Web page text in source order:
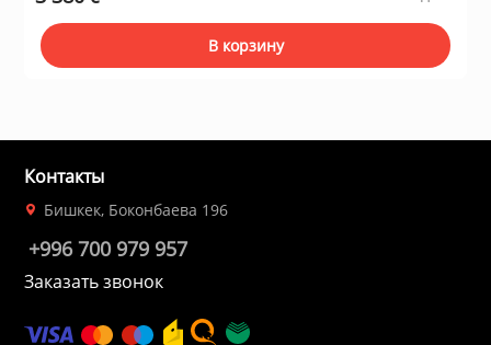
В корзину
Контакты
Бишкек, Боконбаева 196
+996 700 979 957
Заказать звонок